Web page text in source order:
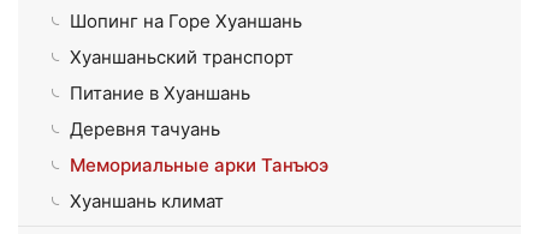
Шопинг на Горе Хуаншань
Хуаншаньский транспорт
Питание в Хуаншань
Деревня тачуань
Мемориальные арки Танъюэ
Хуаншань климат